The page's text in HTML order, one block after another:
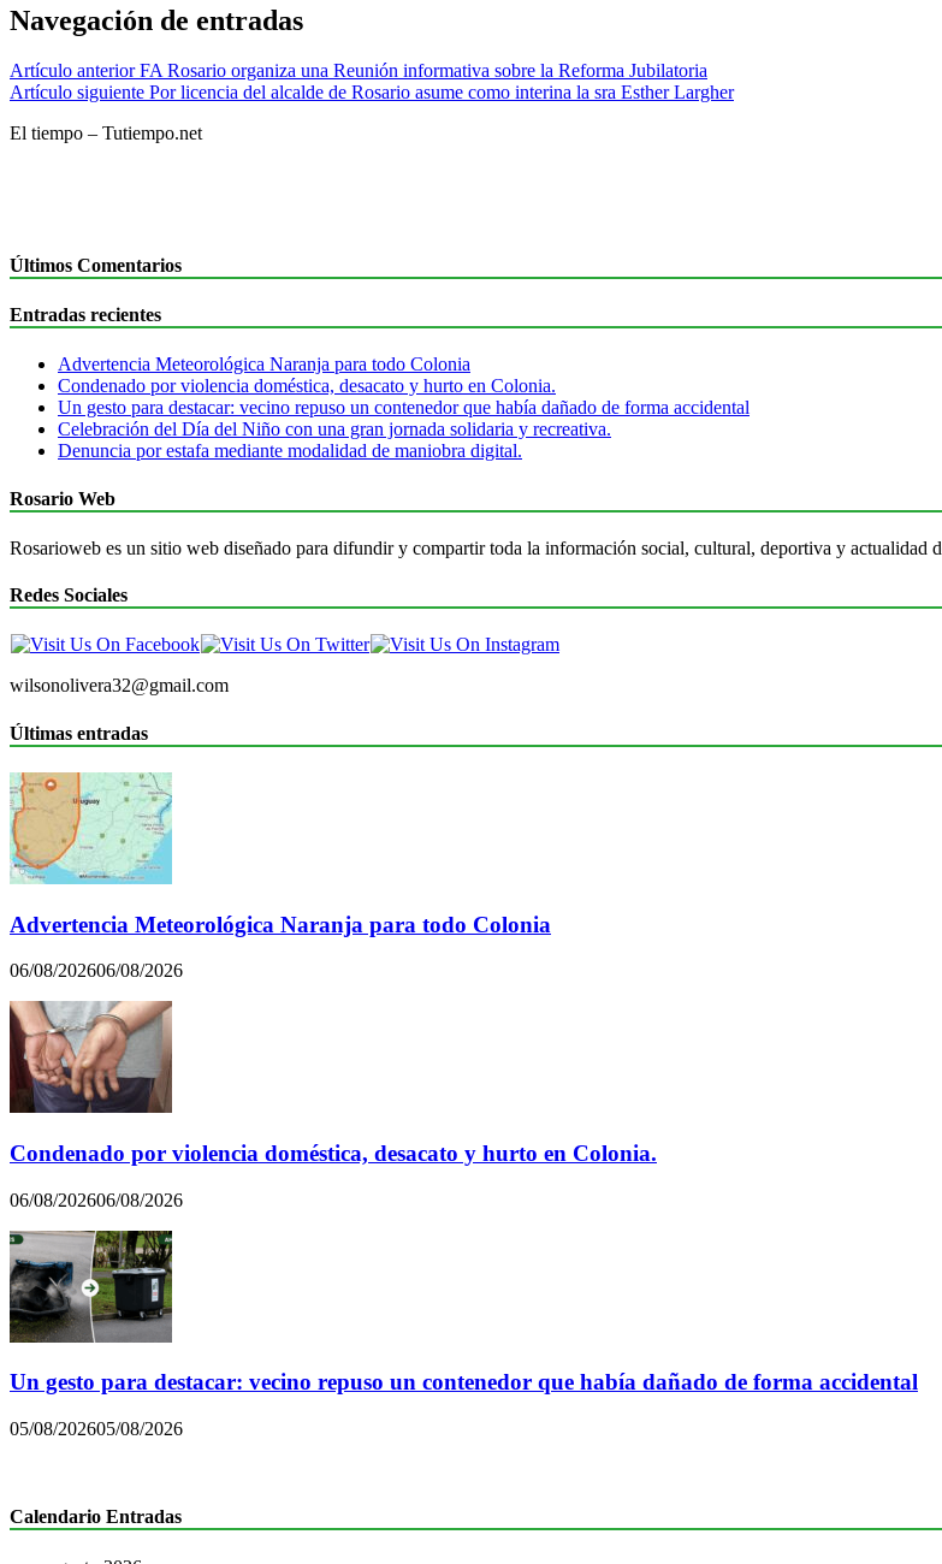
Navegación de entradas
Artículo anterior FA Rosario organiza una Reunión informativa sobre la Reforma Jubilatoria
Artículo siguiente Por licencia del alcalde de Rosario asume como interina la sra Esther Largher
El tiempo – Tutiempo.net
Últimos Comentarios
Entradas recientes
Advertencia Meteorológica Naranja para todo Colonia
Condenado por violencia doméstica, desacato y hurto en Colonia.
Un gesto para destacar: vecino repuso un contenedor que había dañado de forma accidental
Celebración del Día del Niño con una gran jornada solidaria y recreativa.
Denuncia por estafa mediante modalidad de maniobra digital.
Rosario Web
Rosarioweb es un sitio web diseñado para difundir y compartir toda la información social, cultural, deportiva y actualidad
Redes Sociales
wilsonolivera32@gmail.com
Últimas entradas
Advertencia Meteorológica Naranja para todo Colonia
06/08/202606/08/2026
Condenado por violencia doméstica, desacato y hurto en Colonia.
06/08/202606/08/2026
Un gesto para destacar: vecino repuso un contenedor que había dañado de forma accidental
05/08/202605/08/2026
Calendario Entradas